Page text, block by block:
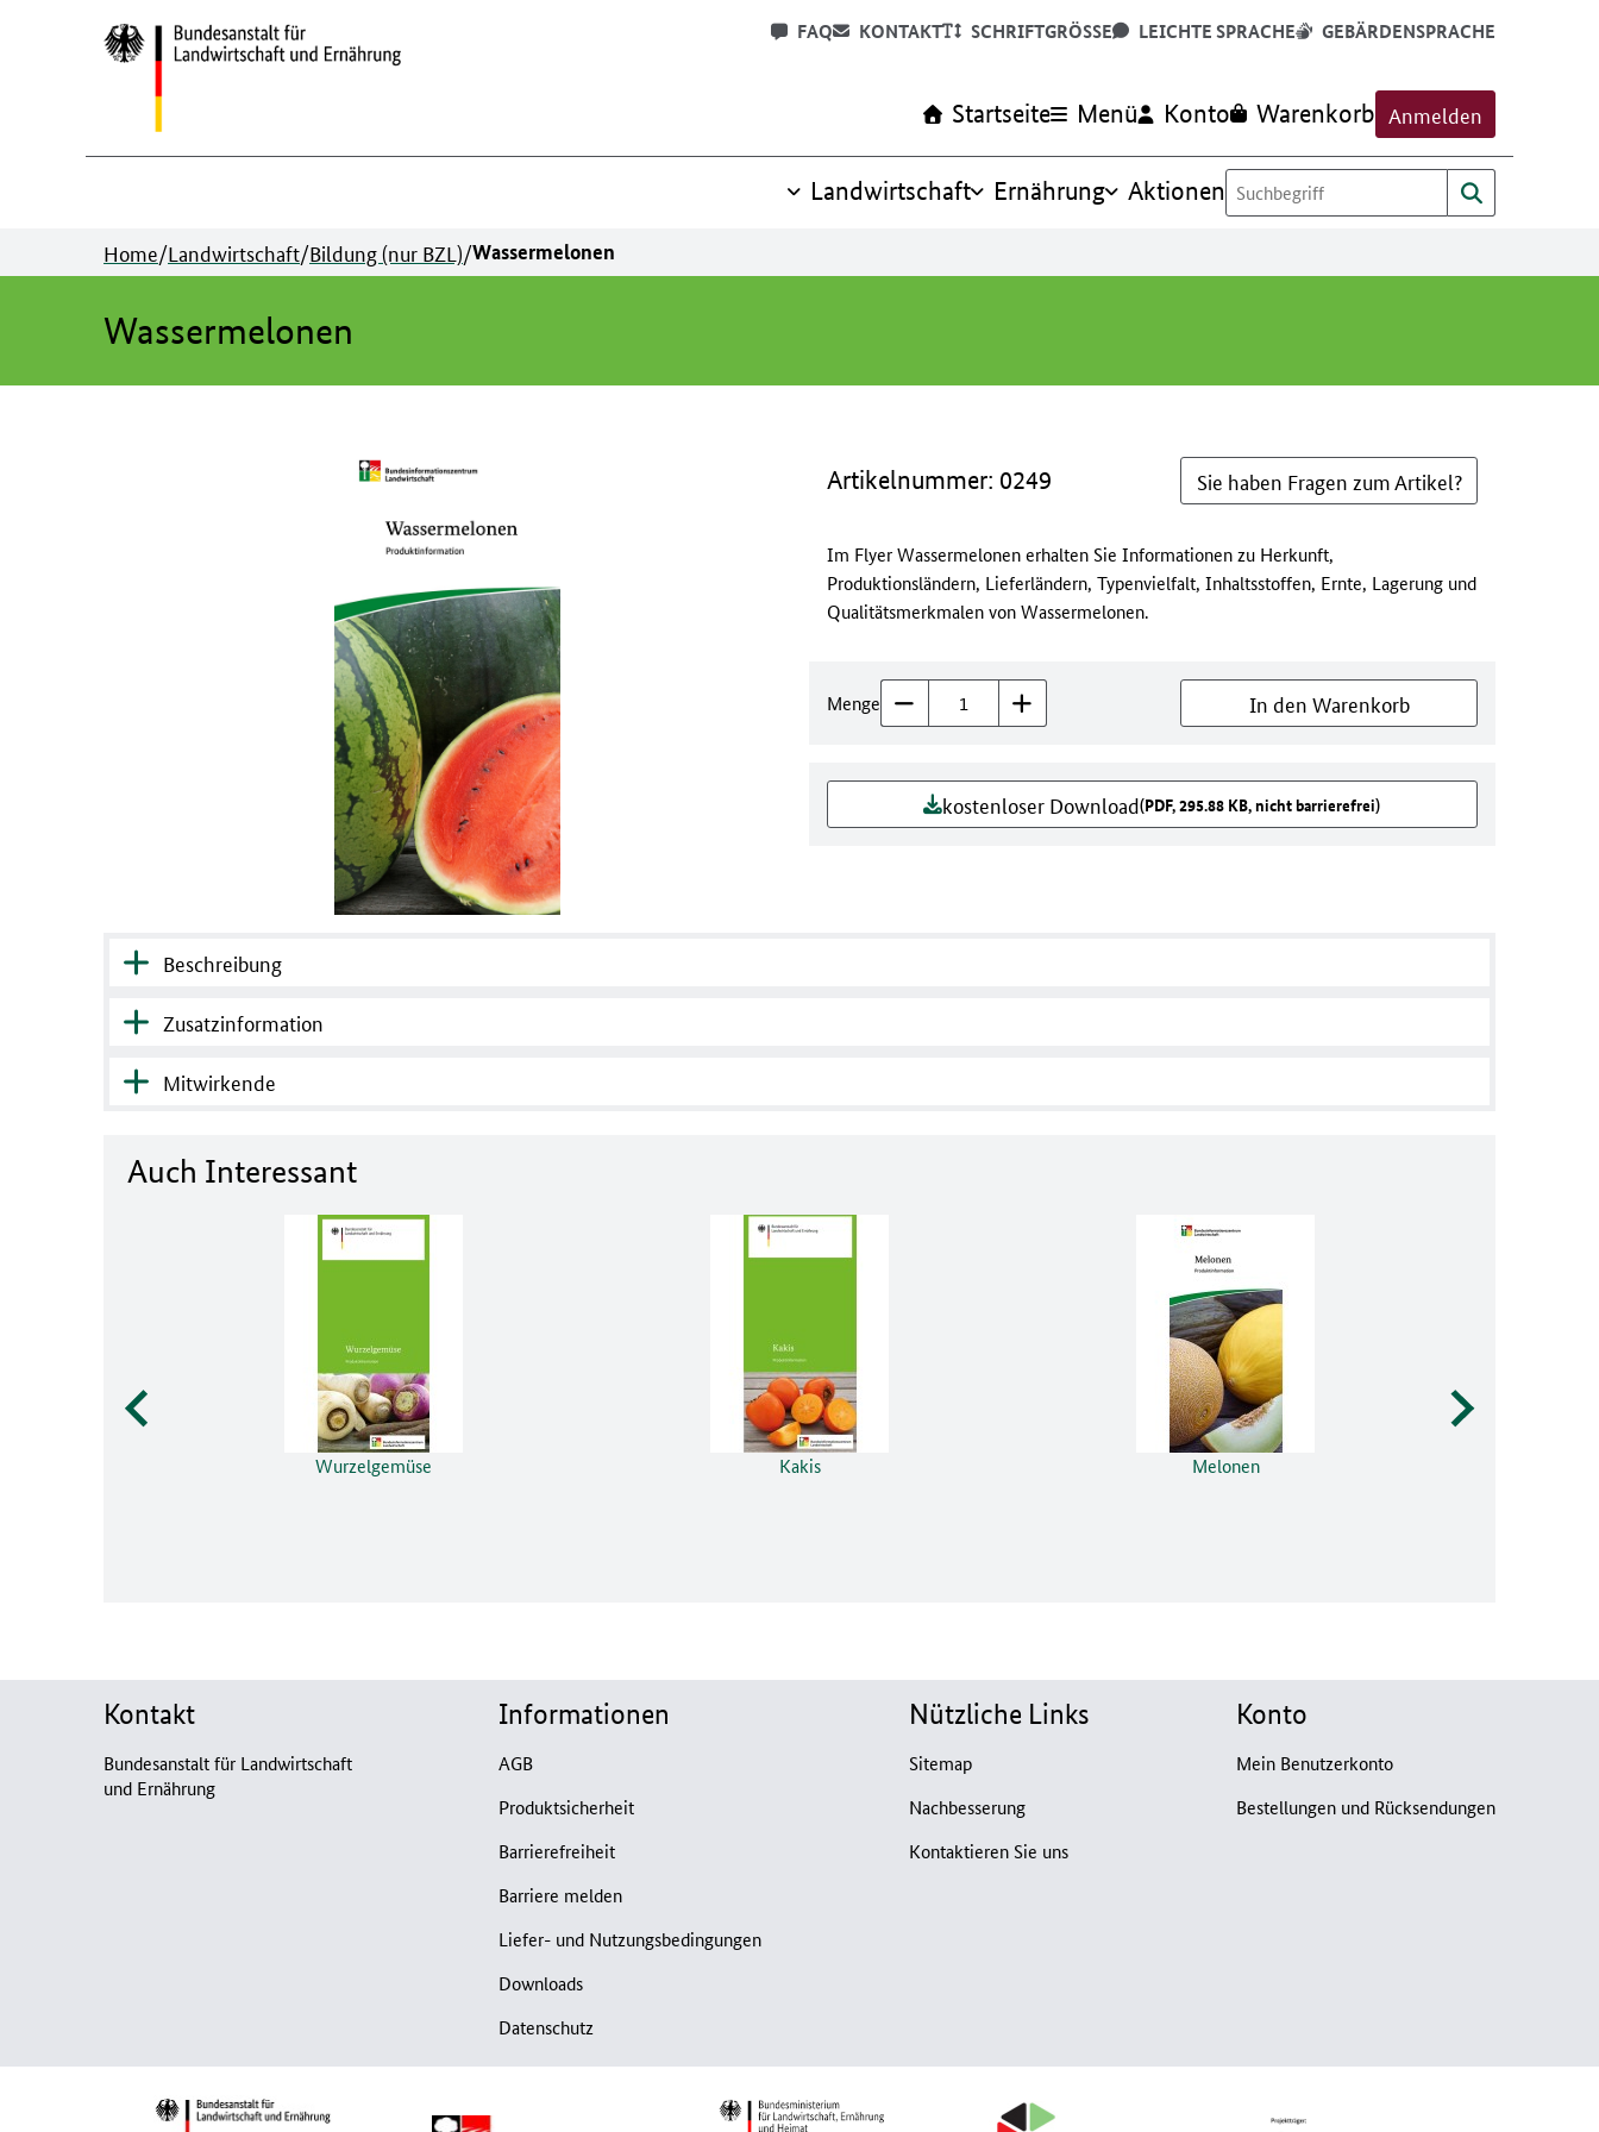
springen
FAQ KONTAKT SCHRIFTGRÖSSE LEICHTE SPRACHE GEBÄRDENSPRACHE
Startseite Menü Konto Warenkorb Anmelden
Landwirtschaft Ernährung Aktionen
Home/Landwirtschaft/Bildung (nur BZL)/Wassermelonen
Wassermelonen
Artikelnummer: 0249 Sie haben Fragen zum Artikel?
Im Flyer Wassermelonen erhalten Sie Informationen zu Herkunft,
Produktionsländern, Lieferländern, Typenvielfalt, Inhaltsstoffen, Ernte, Lagerung und
Qualitätsmerkmalen von Wassermelonen.
Menge In den Warenkorb
kostenloser Download(PDF, 295.88 KB, nicht barrierefrei)
Beschreibung
Zusatzinformation
Mitwirkende
Auch Interessant
Wurzelgemüse Kakis Melonen
Kontakt
Bundesanstalt für Landwirtschaft
und Ernährung
Informationen
AGB
Produktsicherheit
Barrierefreiheit
Barriere melden
Liefer- und Nutzungsbedingungen
Downloads
Datenschutz
Nützliche Links
Sitemap
Nachbesserung
Kontaktieren Sie uns
Konto
Mein Benutzerkonto
Bestellungen und Rücksendungen